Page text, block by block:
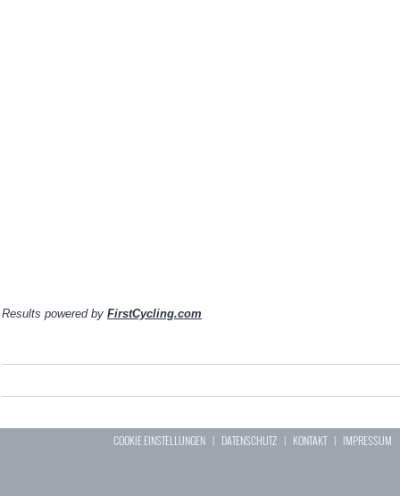
Results powered by FirstCycling.com
COOKIE EINSTELLUNGEN | DATENSCHUTZ | KONTAKT| IMPRESSUM